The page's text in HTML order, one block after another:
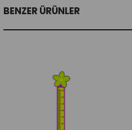
BENZER ÜRÜNLER